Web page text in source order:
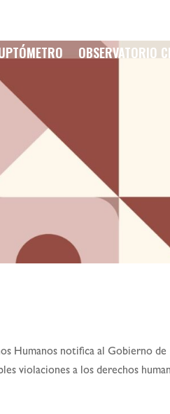
OBSERVATORIO
Humanos notifica al Gobierno de
violaciones a los derechos